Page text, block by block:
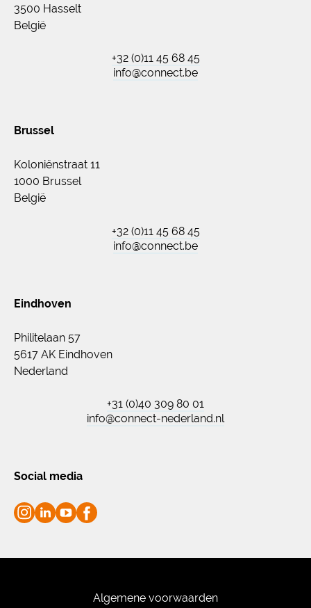
3500 Hasselt
België
+32 (0)11 45 68 45
info@connect.be
Brussel
Koloniënstraat 11
1000 Brussel
België
+32 (0)11 45 68 45
info@connect.be
Eindhoven
Philitelaan 57
5617 AK Eindhoven
Nederland
+31 (0)40 309 80 01
info@connect-nederland.nl
Social media
Algemene voorwaarden